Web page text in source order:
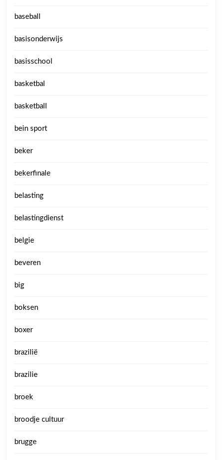
baseball
basisonderwijs
basisschool
basketbal
basketball
bein sport
beker
bekerfinale
belasting
belastingdienst
belgie
beveren
big
boksen
boxer
brazilië
brazilie
broek
broodje cultuur
brugge